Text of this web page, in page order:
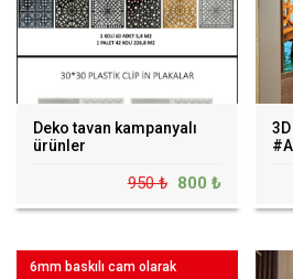
Deko tavan kampanyalı
ürünler
950 ₺ 800 ₺
6mm baskılı cam olarak